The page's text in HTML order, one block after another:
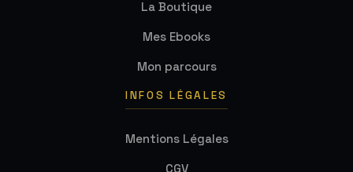
La Boutique
Mes Ebooks
Mon parcours
INFOS LÉGALES
Mentions Légales
CGV